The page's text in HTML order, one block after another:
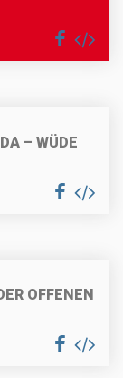
– WÜDE
OFFENEN